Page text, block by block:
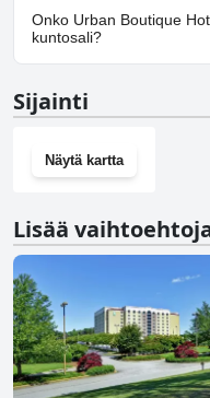
Kyllä, Urban Boutique
Onko Urban Boutique
kuntosali?
kuntosalia.
Sijainti
Näytä kartta
Lisää